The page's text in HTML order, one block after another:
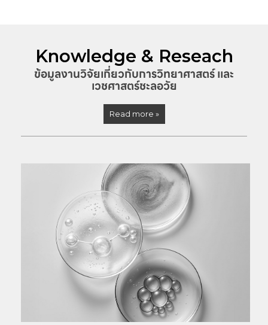
Knowledge & Reseach
ข้อมูลงานวิจัยเกี่ยวกับการวิทยาศาสตร์ และ
เวชศาสตร์ชะลอวัย
Read more »